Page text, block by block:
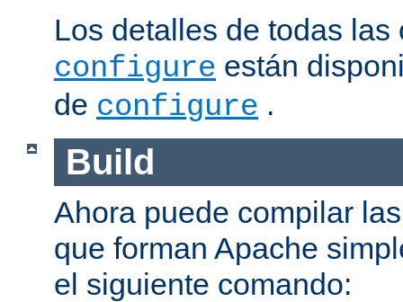
Los detalles de todas las
configure están
de configure .
Build
Ahora puede compilar
que forman Apache
el siguiente comando: